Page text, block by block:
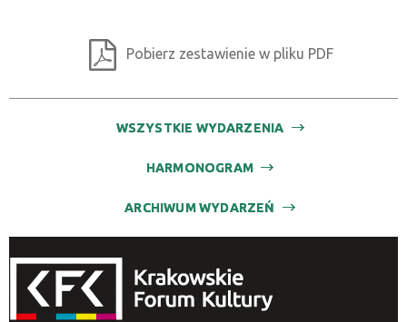
Pobierz zestawienie w pliku PDF
WSZYSTKIE WYDARZENIA
HARMONOGRAM
ARCHIWUM WYDARZEŃ